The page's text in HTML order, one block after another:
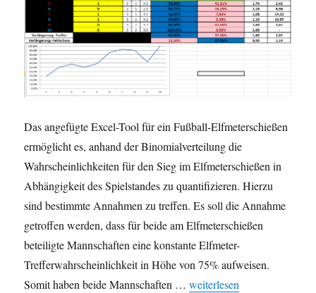
Das angefügte Excel-Tool für ein Fußball-Elfmeterschießen
ermöglicht es, anhand der Binomialverteilung die
Wahrscheinlichkeiten für den Sieg im Elfmeterschießen in
Abhängigkeit des Spielstandes zu quantifizieren. Hierzu
sind bestimmte Annahmen zu treffen. Es soll die Annahme
getroffen werden, dass für beide am Elfmeterschießen
beteiligte Mannschaften eine konstante Elfmeter-
Trefferwahrscheinlichkeit in Höhe von 75% aufweisen.
Somit haben beide Mannschaften …„Gastbeitrag zum EM-
weiterlesen